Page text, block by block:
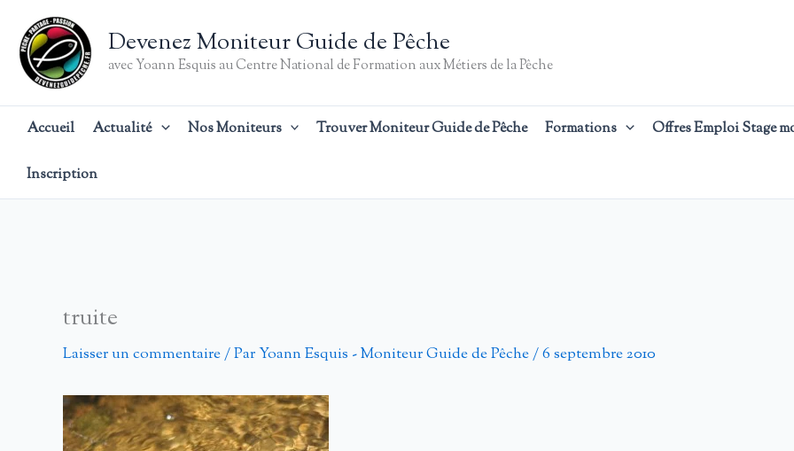
contenu
Devenez Moniteur Guide de Pêche
avec Yoann Esquis au Centre National de Formation aux Métiers de la Pêche
Accueil Actualité Nos Moniteurs Trouver Moniteur Guide de Pêche Formations Offres Emploi Stage
Inscription
truite
Laisser un commentaire/ ParYoann Esquis - Moniteur Guide de Pêche/6 septembre 2010